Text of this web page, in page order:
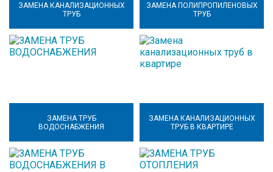
ЗАМЕНА КАНАЛИЗАЦИОННЫХ
ТРУБ
ЗАМЕНА ПОЛИПРОПИЛЕНОВЫХ
ТРУБ
ЗАМЕНА ТРУБ
ВОДОСНАБЖЕНИЯ
ЗАМЕНА КАНАЛИЗАЦИОННЫХ
ТРУБ В КВАРТИРЕ